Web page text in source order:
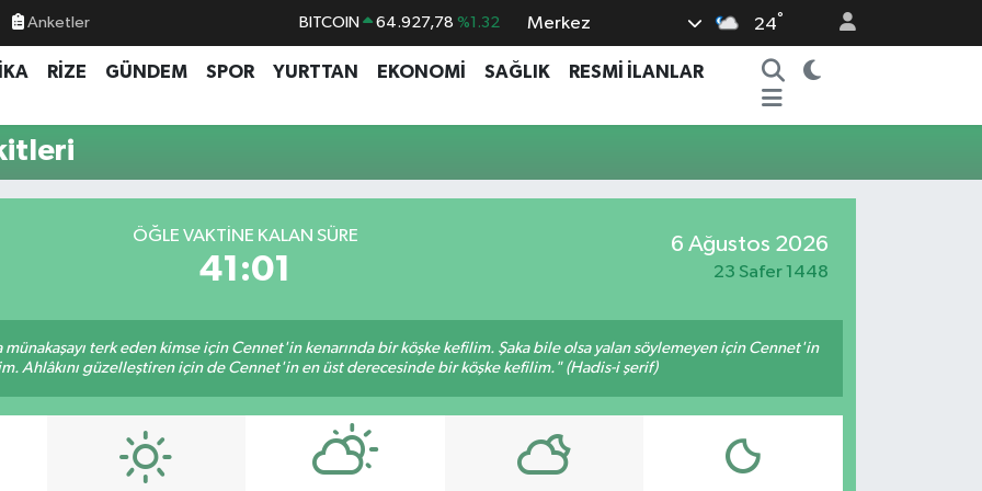
Anketler BITCOIN 64.927,78 %1.32
DOLAR 47,5894 %0.08
GRAM ALTIN 6527.85 %0.54
Merkez 24°
RİZE GÜNDEM SPOR YURTTAN EKONOMİ SAĞLIK
RESMİ İLANLAR
ÖĞLE VAKTINE KALAN SÜRE
41:01
6 Ağustos 2026
23 Safer 1448
terk eden kimse için Cennet'in kenarında bir köşke kefilim. Şaka bile olsa yalan söylemeyen için Cennet'in
Ahlâkını güzelleştiren için de Cennet'in en üst derecesinde bir köşke kefilim." (Hadis-i şerif)